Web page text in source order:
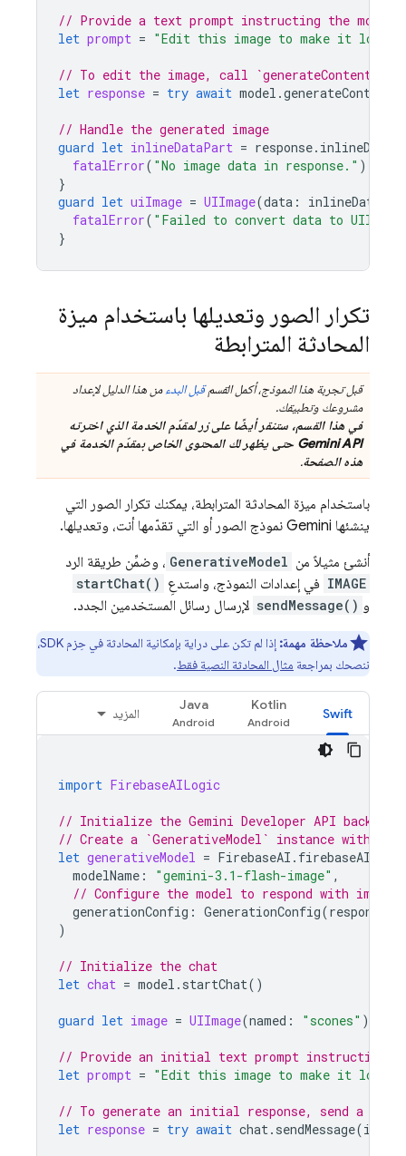
// Provide a text prompt instructing the model
let prompt = "Edit this image to make it look
// To edit the image, call `generateContent`
let response = try await model .generateContent
// Handle the generated image
guard let inlineDataPart = response.
fatalError( "No image data in response." )
}
guard let uiImage = UIImage(data :
fatalError( "Failed to convert data to
}
تكرار الصور وتعديلها باستخدام ميزة
المحادثة المترابطة
قبل تجربة هذا النموذج، أكمل القسمقبل البدءمن هذا الدليل لإعداد
مشروعك وتطبيقك.
في هذا القسم، ستنقر أيضًا على زر لمقدّم الخدمة الذي اخترته
Gemini API حتى يظهر لك المحتوى الخاص بمقدّم الخدمة في
هذه الصفحة.
باستخدام ميزة المحادثة المترابطة، يمكنك تكرار الصور التي
ينشئها Gemini نموذج الصور أو التي تقدّمها أنت، وتعديلها.
أنشئ مثيلاً من GenerativeModel ، وضمِّن طريقة الرد
IMAGE في إعدادات النموذج، واستدعِ startChat()
و sendMessage() لإرسال رسائل المستخدمين الجدد.
ملاحظة مهمة:
إذا لم تكن على دراية بإمكانية المحادثة في حِزم SDK،
ننصحك بمراجعة مثال المحادثة النصية فقط.
Swift
Kotlin
Java
المزيد
import FirebaseAILogic
// Initialize the Gemini Developer API backend
// Create a `GenerativeModel` instance with a
let generativeModel = FirebaseAI . firebaseAI
modelName : "gemini-3.1-flash-image" ,
// Configure the model to respond with
generationConfig : GenerationConfig(
)
// Initialize the chat
let chat = model . startChat()
guard let image = UIImage(named : "scones" )
// Provide an initial text prompt instructing
let prompt = "Edit this image to make it look
// To generate an initial response, send a user
let response = try await chat. sendMessage(image